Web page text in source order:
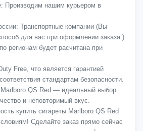
Производим нашим курьером в
Транспортные компании (Вы
для вас при оформлении заказа.)
регионам будет расчитана при
Free, что является гарантией
стандартам безопасности.
QS Red — идеальный выбор
и неповторимый вкус.
купить сигареты Marlboro QS Red
Сделайте заказ прямо сейчас